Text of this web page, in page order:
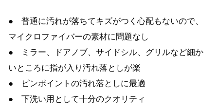
● 普通に汚れが落ちてキズがつく心配もないので、
マイクロファイバーの素材に問題なし
● ミラー、ドアノブ、サイドシル、グリルなど細か
いところに指が入り汚れ落としが楽
● ピンポイントの汚れ落としに最適
● 下洗い用として十分のクオリティ